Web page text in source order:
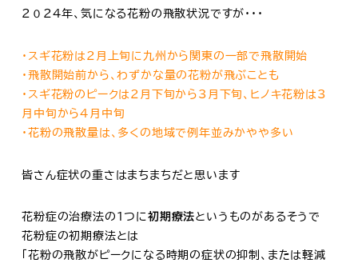
２０２４年、気になる花粉の飛散状況ですが・・・
・スギ花粉は2月上旬に九州から関東の一部で飛散開始
・飛散開始前から、わずかな量の花粉が飛ぶことも
・スギ花粉のピークは2月下旬から3月下旬、ヒノキ花粉は3
月中旬から4月中旬
・花粉の飛散量は、多くの地域で例年並みかやや多い
皆さん症状の重さはまちまちだと思います
花粉症の治療法の1つに 初期療法というものがあるそうで
花粉症の初期療法とは
「花粉の飛散がピークになる時期の症状の抑制、または軽減